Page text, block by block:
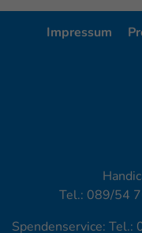
Impressum
Tel.: 089/54
Spendenservice: